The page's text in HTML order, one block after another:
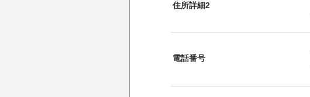
住所詳細2
電話番号